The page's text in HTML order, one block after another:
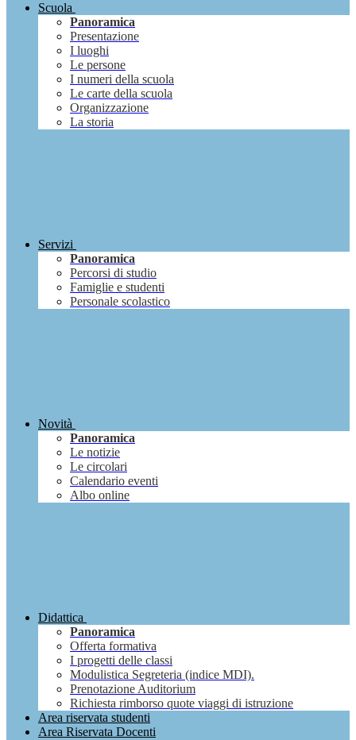
Scuola
Panoramica
Presentazione
I luoghi
Le persone
I numeri della scuola
Le carte della scuola
Organizzazione
La storia
Servizi
Panoramica
Percorsi di studio
Famiglie e studenti
Personale scolastico
Novità
Panoramica
Le notizie
Le circolari
Calendario eventi
Albo online
Didattica
Panoramica
Offerta formativa
I progetti delle classi
Modulistica Segreteria (indice MDI).
Prenotazione Auditorium
Richiesta rimborso quote viaggi di istruzione
Area riservata studenti
Area Riservata Docenti